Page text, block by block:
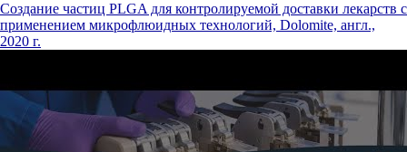
Создание частиц PLGA для контролируемой доставки лекарств с
применением микрофлюидных технологий, Dolomite, англ.,
2020 г.